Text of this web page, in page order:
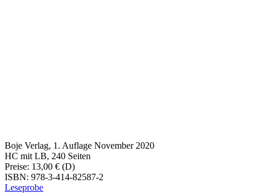
Boje Verlag, 1. Auflage November 2020
HC mit LB, 240 Seiten
Preise: 13,00 € (D)
ISBN: 978-3-414-82587-2
Leseprobe